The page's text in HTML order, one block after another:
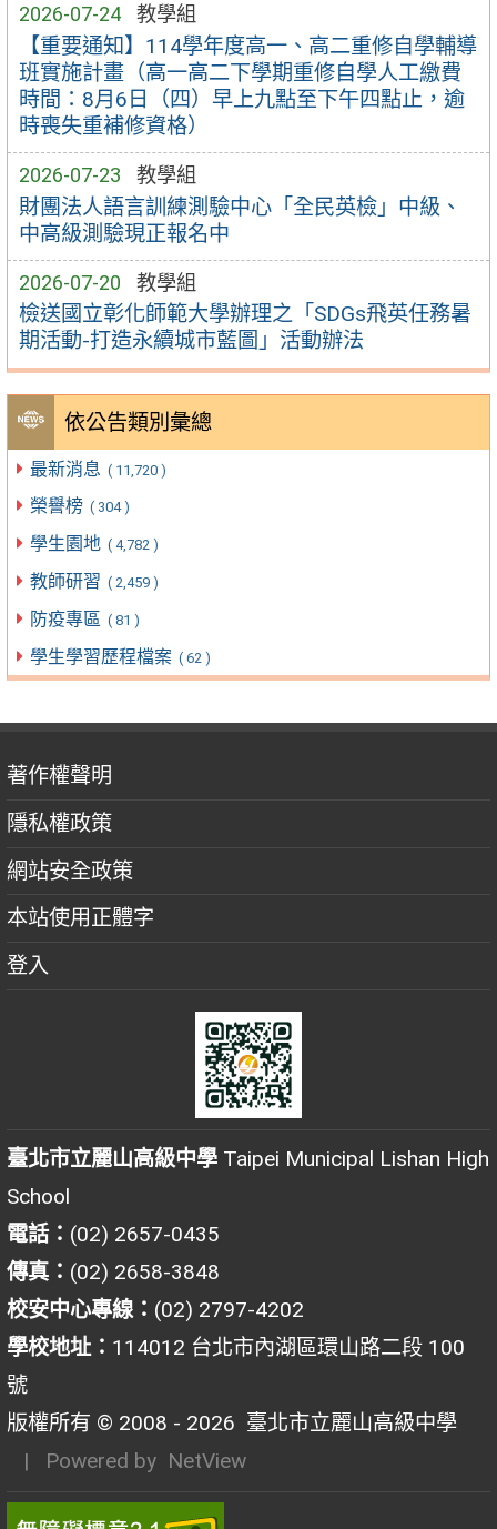
2026-07-24 教學組
【重要通知】114學年度高一、高二重修自學輔導
班實施計畫（高一高二下學期重修自學人工繳費
時間：8月6日（四）早上九點至下午四點止，逾
時喪失重補修資格）
2026-07-23 教學組
財團法人語言訓練測驗中心「全民英檢」中級、
中高級測驗現正報名中
2026-07-20 教學組
檢送國立彰化師範大學辦理之「SDGs飛英任務暑
期活動-打造永續城市藍圖」活動辦法
依公告類別彙總
最新消息 ( 11,720 )
榮譽榜 ( 304 )
學生園地 ( 4,782 )
教師研習 ( 2,459 )
防疫專區 ( 81 )
學生學習歷程檔案 ( 62 )
著作權聲明
隱私權政策
網站安全政策
本站使用正體字
登入
臺北市立麗山高級中學 Taipei Municipal Lishan High
School
電話： (02) 2657-0435
傳真： (02) 2658-3848
校安中心專線： (02) 2797-4202
學校地址： 114012 台北市內湖區環山路二段 100
號
版權所有 © 2008 - 2026 臺北市立麗山高級中學
| Powered by NetView